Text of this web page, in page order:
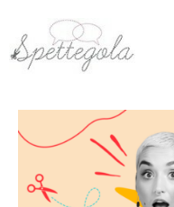
contenuto